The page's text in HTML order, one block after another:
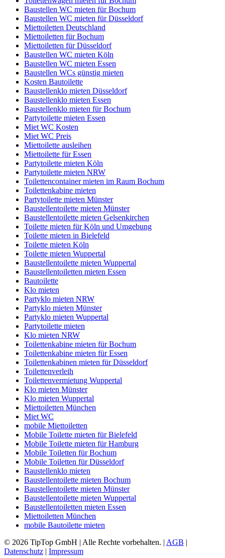
Baustellen WC mieten für Bochum
Baustellen WC mieten für Düsseldorf
Miettoiletten Deutschland
Miettoiletten für Bochum
Miettoiletten für Düsseldorf
Baustellen WC mieten Köln
Baustellen WC mieten Essen
Baustellen WCs günstig mieten
Kosten Bautoilette
Baustellenklo mieten Düsseldorf
Baustellenklo mieten Essen
Baustellenklo mieten für Bochum
Partytoilette mieten Essen
Miet WC Kosten
Miet WC Preis
Miettoilette ausleihen
Miettoilette für Essen
Partytoilette mieten Köln
Partytoilette mieten NRW
Toilettencontainer mieten im Raum Bochum
Toilettenkabine mieten
Partytoilette mieten Münster
Baustellentoilette mieten Münster
Baustellentoilette mieten Gelsenkirchen
Toilette mieten für Köln und Umgebung
Toilette mieten in Bielefeld
Toilette mieten Köln
Toilette mieten Wuppertal
Baustellentoilette mieten Wuppertal
Baustellentoiletten mieten Essen
Bautoilette
Klo mieten
Partyklo mieten NRW
Partyklo mieten Münster
Partyklo mieten Wuppertal
Partytoilette mieten
Klo mieten NRW
Toilettenkabine mieten für Bochum
Toilettenkabine mieten für Essen
Toilettenkabinen mieten für Düsseldorf
Toilettenverleih
Toilettenvermietung Wuppertal
Klo mieten Münster
Klo mieten Wuppertal
Miettoiletten München
Miet WC
mobile Miettoiletten
Mobile Toilette mieten für Bielefeld
Mobile Toilette mieten für Hamburg
Mobile Toiletten für Bochum
Mobile Toiletten für Düsseldorf
Baustellenklo mieten
Baustellentoilette mieten Bochum
Baustellentoilette mieten Münster
Baustellentoilette mieten Wuppertal
Baustellentoiletten mieten Essen
Miettoiletten München
mobile Bautoilette mieten
© 2026 TipTop GmbH | Alle Rechte vorbehalten. | AGB |
Datenschutz | Impressum